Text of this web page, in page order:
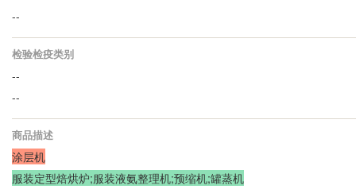
--
检验检疫类别
--
--
商品描述
涂层机
服装定型焙烘炉;服装液氨整理机;预缩机;罐蒸机